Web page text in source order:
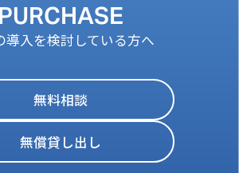
PURCHASE
導入を検討している方へ
無料相談
無償貸し出し